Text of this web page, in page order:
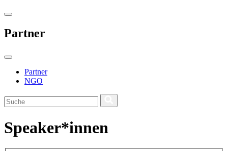
Partner
Partner
NGO
Speaker*innen